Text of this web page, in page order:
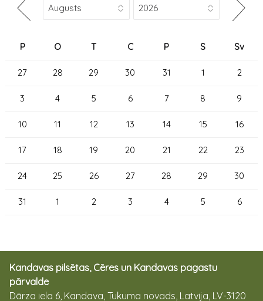
P O T C P S Sv
27 28 29 30 31 1 2
3 4 5 6 7 8 9
10 11 12 13 14 15 16
17 18 19 20 21 22 23
24 25 26 27 28 29 30
31 1 2 3 4 5 6
Kandavas pilsētas, Cēres un Kandavas pagastu
pārvalde
Dārza iela 6, Kandava, Tukuma novads, Latvija, LV-3120